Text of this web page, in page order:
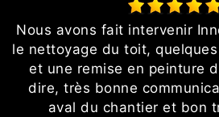
Nous avons fait intervenir
le nettoyage du toit,
et une remise en peinture
dire, très bonne
aval du chantier et bon